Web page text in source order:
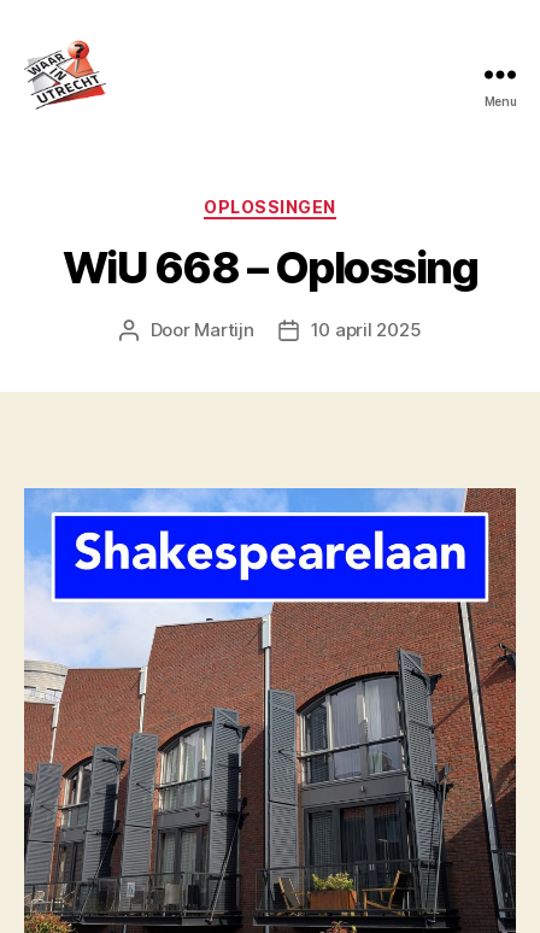
Menu
Categorieën
OPLOSSINGEN
WiU 668 – Oplossing
Berichtauteur
Door Martijn Berichtdatum
10 april 2025